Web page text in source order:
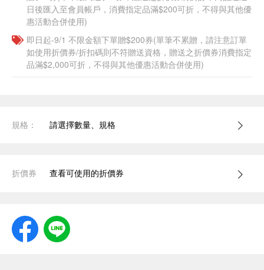
日後匯入至會員帳戶，消費指定品滿$200可折，不得與其他優
惠活動合併使用)
即日起-9/1 不限金額下單贈$200券(單筆不累贈，請注意訂單
如使用折價券/折扣碼則不符贈送資格，贈送之折價券消費指定
品滿$2,000可折，不得與其他優惠活動合併使用)
規格： 請選擇數量、規格
折價券 查看可使用的折價券